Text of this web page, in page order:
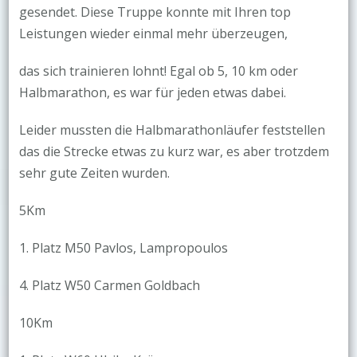
gesendet. Diese Truppe konnte mit Ihren top
Leistungen wieder einmal mehr überzeugen,
das sich trainieren lohnt! Egal ob 5, 10 km oder
Halbmarathon, es war für jeden etwas dabei.
Leider mussten die Halbmarathonläufer feststellen
das die Strecke etwas zu kurz war, es aber trotzdem
sehr gute Zeiten wurden.
5Km
1. Platz M50 Pavlos, Lampropoulos
4. Platz W50 Carmen Goldbach
10Km